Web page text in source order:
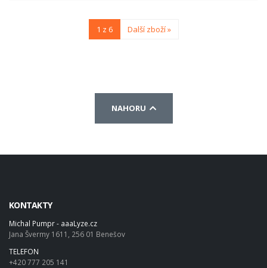
1 z 6 Další zboží »
NAHORU
KONTAKTY
Michal Pumpr - aaaLyze.cz
Jana Švermy 1611, 256 01 Benešov
TELEFON
+420 777 205 141